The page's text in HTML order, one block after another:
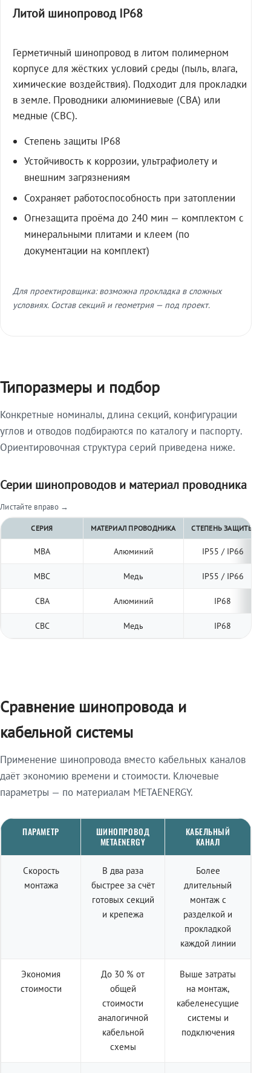
Литой шинопровод IP68
Герметичный шинопровод в литом полимерном
корпусе для жёстких условий среды (пыль, влага,
химические воздействия). Подходит для прокладки
в земле. Проводники алюминиевые (СВА) или
медные (СВС).
Степень защиты IP68
Устойчивость к коррозии, ультрафиолету и
внешним загрязнениям
Сохраняет работоспособность при затоплении
Огнезащита проёма до 240 мин — комплектом с
минеральными плитами и клеем (по
документации на комплект)
Для проектировщика: возможна прокладка в сложных
условиях. Состав секций и геометрия — под проект.
Типоразмеры и подбор
Конкретные номиналы, длина секций, конфигурации
углов и отводов подбираются по каталогу и паспорту.
Ориентировочная структура серий приведена ниже.
Серии шинопроводов и материал проводника
Листайте вправо →
СЕРИЯ МАТЕРИАЛ ПРОВОДНИКА СТЕПЕНЬ ЗАЩИТЫ
МВА Алюминий IP55 / IP66
МВС Медь IP55 / IP66
СВА Алюминий IP68
СВС Медь IP68
Сравнение шинопровода и
кабельной системы
Применение шинопровода вместо кабельных каналов
даёт экономию времени и стоимости. Ключевые
параметры — по материалам METAENERGY.
ПАРАМЕТР
ШИНОПРОВОД
METAENERGY
КАБЕЛЬНЫЙ
КАНАЛ
Скорость
монтажа
В два раза
быстрее за счёт
готовых секций
и крепежа
Более
длительный
монтаж с
разделкой и
прокладкой
каждой линии
Экономия
стоимости
До 30 % от
общей
стоимости
аналогичной
кабельной
схемы
Выше затраты
на монтаж,
кабеленесущие
системы и
подключения